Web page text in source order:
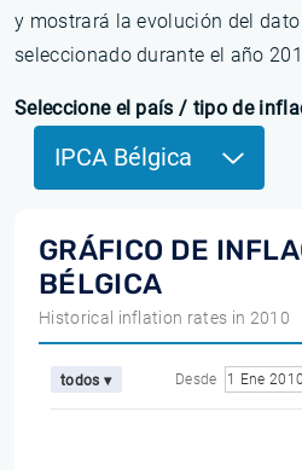
y mostrará la evolución del
seleccionado durante el año
Seleccione el país / tipo de
IPCA Bélgica
GRÁFICO DE
BÉLGICA
Historical inflation rates in 2010
todos ▾ Desde 1 Ene 2010